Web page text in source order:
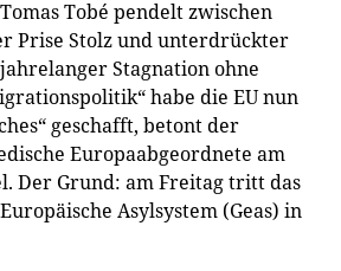
Tobé pendelt zwischen
Prise Stolz und unterdrückter
Stagnation ohne
habe die EU nun
geschafft, betont der
Europaabgeordnete am
Der Grund: am Freitag tritt das
Asylsystem (Geas) in